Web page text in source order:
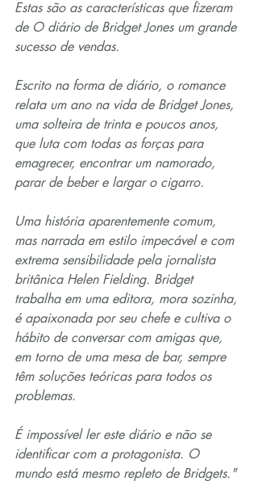
Estas são as características que fizeram
de O diário de Bridget Jones um grande
sucesso de vendas.
Escrito na forma de diário, o romance
relata um ano na vida de Bridget Jones,
uma solteira de trinta e poucos anos,
que luta com todas as forças para
emagrecer, encontrar um namorado,
parar de beber e largar o cigarro.
Uma história aparentemente comum,
mas narrada em estilo impecável e com
extrema sensibilidade pela jornalista
britânica Helen Fielding. Bridget
trabalha em uma editora, mora sozinha,
é apaixonada por seu chefe e cultiva o
hábito de conversar com amigas que,
em torno de uma mesa de bar, sempre
têm soluções teóricas para todos os
problemas.
É impossível ler este diário e não se
identificar com a protagonista. O
mundo está mesmo repleto de Bridgets."